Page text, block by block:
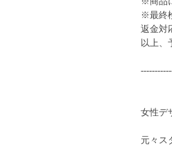
※最終
返金対
以上、
女性デ
元々ス